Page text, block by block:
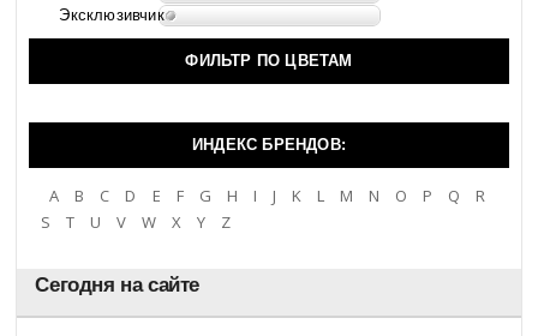
Эксклюзивчик
ФИЛЬТР ПО ЦВЕТАМ
ИНДЕКС БРЕНДОВ:
A B C D E F G H I J K L M N O P Q
R
S
T U V W X Y Z
Сегодня на сайте